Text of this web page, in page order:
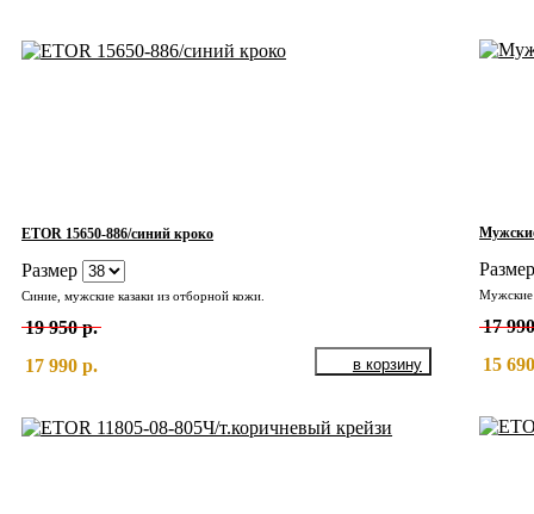
ETOR 15650-886/синий кроко
Размер
Синие, мужские казаки из отборной кожи.
19 950 р.
17 990 р.
Мужские
17
15